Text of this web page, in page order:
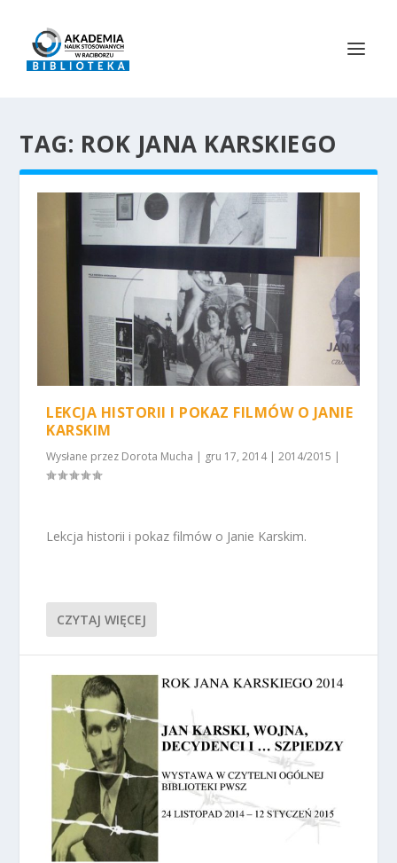
TAG: ROK JANA KARSKIEGO
LEKCJA HISTORII I POKAZ FILMÓW O JANIE
KARSKIM
Wysłane przez Dorota Mucha | gru 17, 2014|2014/2015 |
Lekcja historii i pokaz filmów o Janie Karskim.
CZYTAJ WIĘCEJ